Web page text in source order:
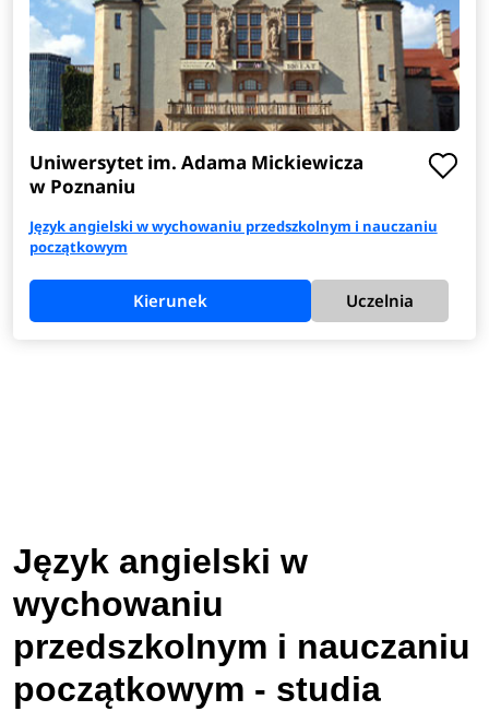
Uniwersytet im. Adama Mickiewicza
w Poznaniu
Język angielski w wychowaniu przedszkolnym i nauczaniu
początkowym
Kierunek Uczelnia
Język angielski w
wychowaniu
przedszkolnym i nauczaniu
początkowym - studia